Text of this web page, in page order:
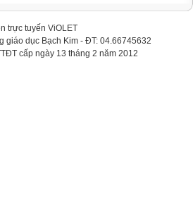
trực tuyến ViOLET
giáo dục Bạch Kim - ĐT: 04.66745632
cấp ngày 13 tháng 2 năm 2012